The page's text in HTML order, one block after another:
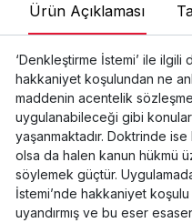
Ürün Açıklaması
‘Denkleştirme İstemi’ ile
hakkaniyet koşulundan ne
maddenin acentelik
uygulanabileceği gibi
yaşanmaktadır. Doktrinde
olsa da halen kanun hükmü
söylemek güçtür.
İstemi’nde hakkaniyet
uyandırmış ve bu eser